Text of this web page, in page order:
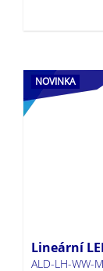
NOVINKA
Lineární
ALD-LH-WW-